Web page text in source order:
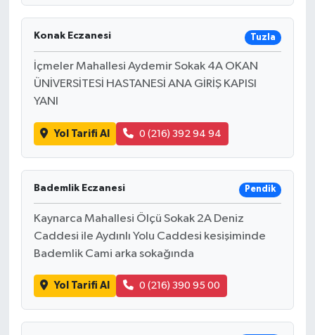
Konak Eczanesi Tuzla
İçmeler Mahallesi Aydemir Sokak 4A OKAN
ÜNİVERSİTESİ HASTANESİ ANA GİRİŞ KAPISI
YANI
Yol Tarifi Al 0 (216) 392 94 94
Bademlik Eczanesi Pendik
Kaynarca Mahallesi Ölçü Sokak 2A Deniz
Caddesi ile Aydınlı Yolu Caddesi kesişiminde
Bademlik Cami arka sokağında
Yol Tarifi Al 0 (216) 390 95 00